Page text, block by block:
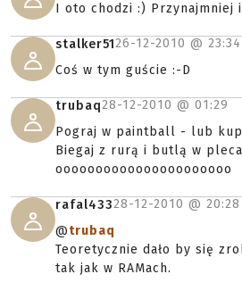
I oto chodzi :) Przynajmniej
stalker5126-12-2010 @ 23:34
Coś w tym guście :-D
trubaq28-12-2010 @ 01:29
Pograj w paintball - lub
Biegaj z rurą i butlą w
oooooooooooooooooooooo
rafal43328-12-2010 @ 20:28
@trubaq
Teoretycznie dało by się
tak jak w RAMach.